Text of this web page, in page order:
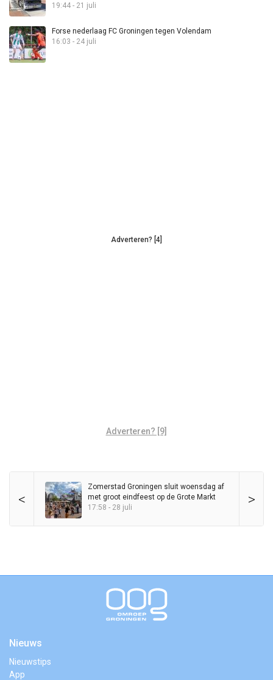
19:44 - 21 juli
Forse nederlaag FC Groningen tegen Volendam
16:03 - 24 juli
Adverteren? [4]
Adverteren? [9]
< >
Zomerstad Groningen sluit woensdag af
met groot eindfeest op de Grote Markt
17:58 - 28 juli
Nieuws
Nieuwstips
App